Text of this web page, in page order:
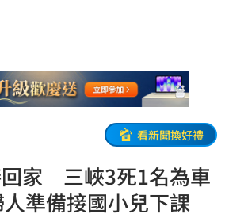
看新聞換好禮
家 三峽3死1名為車
準備接國小兒下課